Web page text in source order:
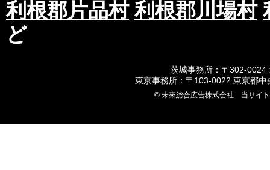
利根郡片品村 利根郡川場村
ど
茨城事務所：〒302-0024
東京事務所：〒103-0022 東京都
© 未來総合広告株式会社 当サイ